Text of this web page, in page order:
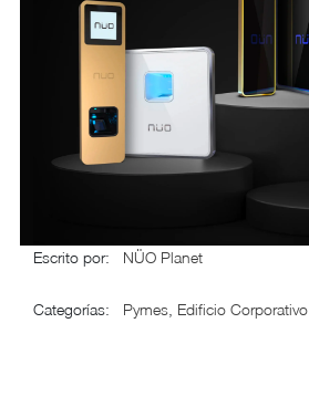
Escrito por: NÜO Planet
Categorías: Pymes Edificio Corporativo